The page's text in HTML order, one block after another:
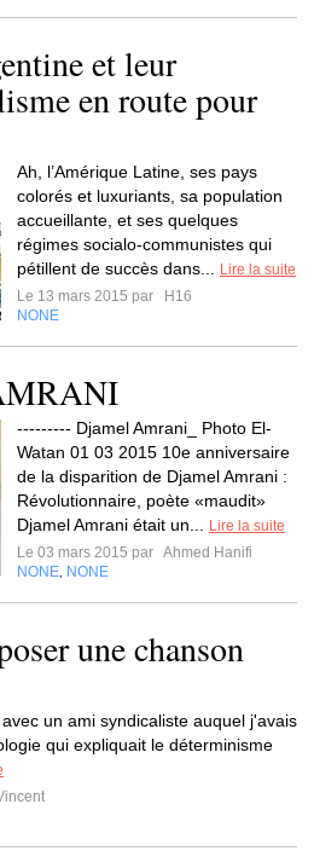
et leur
en route pour
Ah, l’Amérique Latine, ses pays
colorés et luxuriants, sa population
accueillante, et ses quelques
régimes socialo-communistes qui
pétillent de succès dans...
Lire la suite
Le 13 mars 2015 par
H16
NONE
--------- Djamel Amrani_ Photo El-
Watan 01 03 2015 10e anniversaire
de la disparition de Djamel Amrani :
Révolutionnaire, poète «maudit»
Djamel Amrani était un...
Lire la suite
Le 03 mars 2015 par Ahmed Hanifi
NONE NONE
une chanson
un ami syndicaliste auquel j'avais
qui expliquait le déterminisme